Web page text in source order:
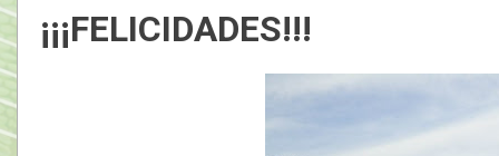
¡¡¡FELICIDADES!!!